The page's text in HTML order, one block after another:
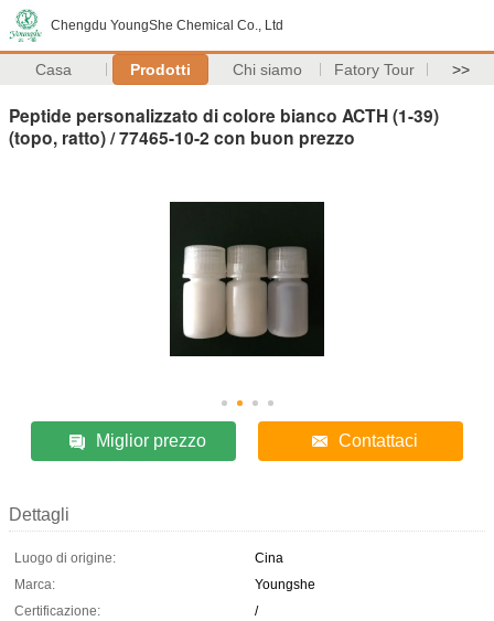
Chengdu YoungShe Chemical Co., Ltd
Casa Prodotti Chi siamo Fatory Tour >>
Peptide personalizzato di colore bianco ACTH (1-39)
(topo, ratto) / 77465-10-2 con buon prezzo
Miglior prezzo Contattaci
Dettagli
Luogo di origine:
Cina
Marca:
Youngshe
Certificazione:
/